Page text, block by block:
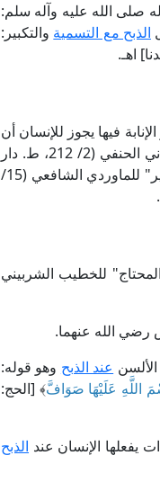
العربي): [قوله صلى الله عليه وآله سلم:
الذبح مع التسمية والتكبير:
اهـ.
فيها يجوز للإنسان أن
يهب ثوابها لمن يشاء من الأحياء والمنتقلين، ويصل الثواب. يُنظر: "بدائع الصنائع" للكاساني الحنفي (2/ 212، ط. دار
الكتب العلمية)، و"الشرح الكبير" للدردير المالكي (2/ 10، ط. دار الفكر)، و"الحاوي الكبير" للماوردي الشافعي (15/
للخطيب الشربيني
رضي الله عنهما.
عند الذبح وهو قوله:
اللَّهِ عَلَيْهَا صَوَافَّ﴾ [الحج:
يفعلها الإنسان عند الذبح